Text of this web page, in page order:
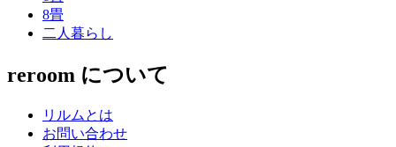
8畳
二人暮らし
reroom について
リルムとは
お問い合わせ